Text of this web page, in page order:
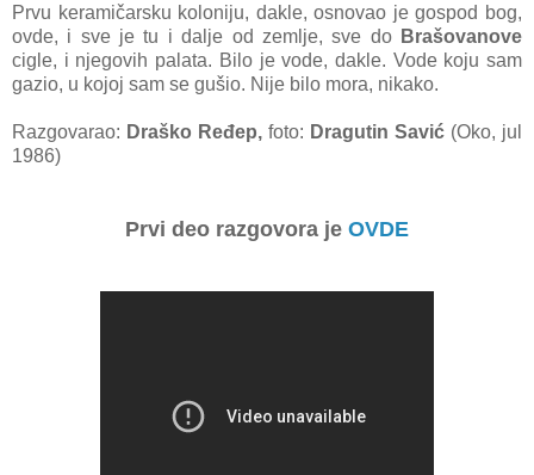
Prvu keramičarsku koloniju, dakle, osnovao je gospod bog,
ovde, i sve je tu i dalje od zemlje, sve do Brašovanove
cigle, i njegovih palata. Bilo je vode, dakle. Vode koju sam
gazio, u kojoj sam se gušio. Nije bilo mora, nikako.
Razgovarao: Draško Ređep, foto: Dragutin Savić (Oko, jul
1986)
Prvi deo razgovora je OVDE